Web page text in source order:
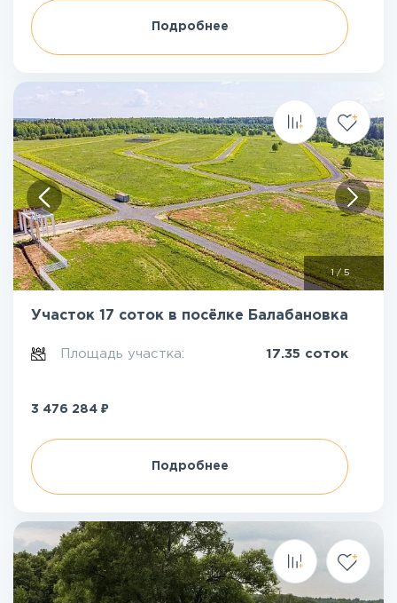
Подробнее
1/5
Участок 17 соток в посёлке Балабановка
Площадь участка: 17.35 соток
3 476 284 ₽
Подробнее